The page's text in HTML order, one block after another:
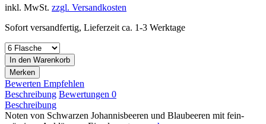
inkl. MwSt. zzgl. Versandkosten
Sofort versandfertig, Lieferzeit ca. 1-3 Werktage
In den Warenkorb
Merken
Bewerten Empfehlen
Beschreibung Bewertungen 0
Beschreibung
Noten von Schwarzen Johannisbeeren und Blaubeeren mit fein-